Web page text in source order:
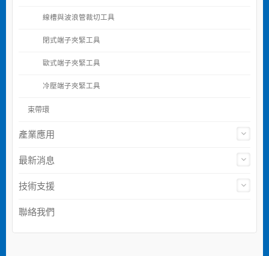
線槽與波浪管裁切工具
閉式端子夾緊工具
歐式端子夾緊工具
冷壓端子夾緊工具
束帶環
產業應用
最新消息
技術支援
聯絡我們